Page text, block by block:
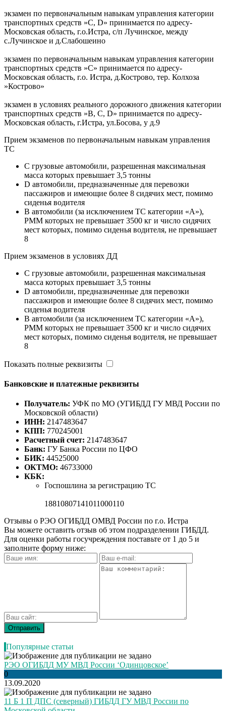
экзамен по первоначальным навыкам управления категории
транспортных средств »С, D» принимается по адресу-
Московская область, г.о.Истра, с/п Лучинское, между
с.Лучинское и д.Слабошеино
экзамен по первоначальным навыкам управления категории
транспортных средств »С» принимается по адресу-
Московская область, г.о. Истра, д.Кострово, тер. Колхоза
»Кострово»
экзамен в условиях реального дорожного движения категории
транспортных средств »В, C, D» принимается по адресу-
Московская область, г.Истра, ул.Босова, у д.9
Прием экзаменов по первоначальным навыкам управления
ТС
C грузовые автомобили, разрешенная максимальная
масса которых превышает 3,5 тонны
D автомобили, предназначенные для перевозки
пассажиров и имеющие более 8 сидячих мест, помимо
сиденья водителя
B автомобили (за исключением ТС категории «A»),
РММ которых не превышает 3500 кг и число сидячих
мест которых, помимо сиденья водителя, не превышает
8
Прием экзаменов в условиях ДД
C грузовые автомобили, разрешенная максимальная
масса которых превышает 3,5 тонны
D автомобили, предназначенные для перевозки
пассажиров и имеющие более 8 сидячих мест, помимо
сиденья водителя
B автомобили (за исключением ТС категории «A»),
РММ которых не превышает 3500 кг и число сидячих
мест которых, помимо сиденья водителя, не превышает
8
Показать полные реквизиты
Банковские и платежные реквизиты
Получатель: УФК по МО (УГИБДД ГУ МВД России по
Московской области)
ИНН: 2147483647
КПП: 770245001
Расчетный счет: 2147483647
Банк: ГУ Банка России по ЦФО
БИК: 44525000
ОКТМО: 46733000
КБК:
Госпошлина за регистрацию ТС
18810807141011000110
Отзывы о РЭО ОГИБДД ОМВД России по г.о. Истра
Вы можете оставить отзыв об этом подразделении ГИБДД.
Для оценки работы госучреждения поставьте от 1 до 5 и
заполните форму ниже:
Популярные статьи
РЭО ОГИБДД МУ МВД России ‘Одинцовское’
0
13.09.2020
11 Б 1 П ДПС (северный) ГИБДД ГУ МВД России по